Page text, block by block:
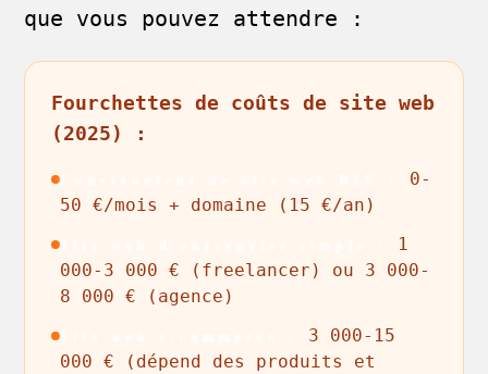
que vous pouvez attendre :
Fourchettes de coûts de site web
(2025) :
0-
50 €/mois + domaine (15 €/an)
1
000-3 000 € (freelancer) ou 3 000-
8 000 € (agence)
3 000-15
000 € (dépend des produits et